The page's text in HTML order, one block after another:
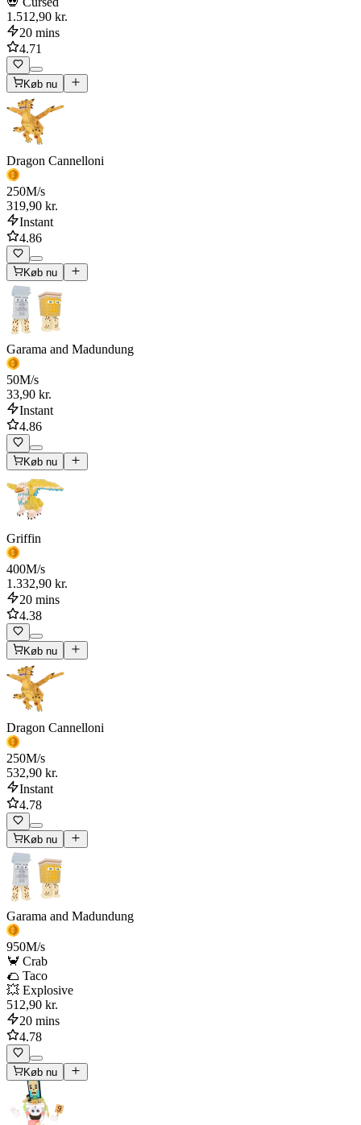
1.512,90 kr.
20 mins
4.71
Køb nu
Dragon Cannelloni
250M/s
319,90 kr.
Instant
4.86
Køb nu
Garama and Madundung
50M/s
33,90 kr.
Instant
4.86
Køb nu
Griffin
400M/s
1.332,90 kr.
20 mins
4.38
Køb nu
Dragon Cannelloni
250M/s
532,90 kr.
Instant
4.78
Køb nu
Garama and Madundung
950M/s
🦀 Crab
🌮 Taco
💥 Explosive
512,90 kr.
20 mins
4.78
Køb nu